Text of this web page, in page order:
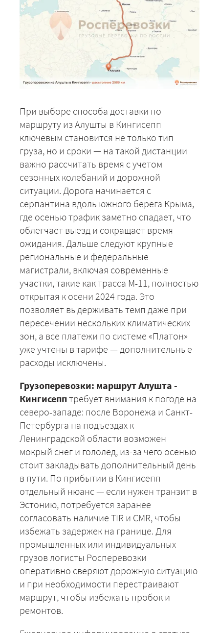
При выборе способа доставки по
маршруту из Алушты в Кингисепп
ключевым становится не только тип
груза, но и сроки — на такой дистанции
важно рассчитать время с учетом
сезонных колебаний и дорожной
ситуации. Дорога начинается с
серпантина вдоль южного берега Крыма,
где осенью трафик заметно спадает, что
облегчает выезд и сокращает время
ожидания. Дальше следуют крупные
региональные и федеральные
магистрали, включая современные
участки, такие как трасса М-11, полностью
открытая к осени 2024 года. Это
позволяет выдерживать темп даже при
пересечении нескольких климатических
зон, а все платежи по системе «Платон»
уже учтены в тарифе — дополнительные
расходы исключены.
Грузоперевозки: маршрут Алушта -
Кингисепптребует внимания к погоде на
северо-западе: после Воронежа и Санкт-
Петербурга на подъездах к
Ленинградской области возможен
мокрый снег и гололёд, из-за чего осенью
стоит закладывать дополнительный день
в пути. По прибытии в Кингисепп
отдельный нюанс — если нужен транзит в
Эстонию, потребуется заранее
согласовать наличие TIR и CMR, чтобы
избежать задержек на границе. Для
промышленных или индивидуальных
грузов логисты Росперевозки
оперативно сверяют дорожную ситуацию
и при необходимости перестраивают
маршрут, чтобы избежать пробок и
ремонтов.
+7 (499) 520-05-23